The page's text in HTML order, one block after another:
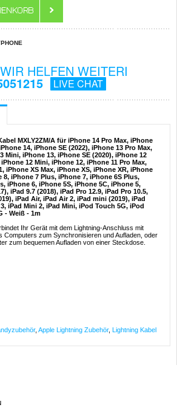
HELFEN WEITERI
LIVE CHAT
MXLY2ZM/A für iPhone 14 Pro Max, iPhone
14, iPhone SE (2022), iPhone 13 Pro Max,
Mini, iPhone 13, iPhone SE (2020), iPhone 12
12 Mini, iPhone 12, iPhone 11 Pro Max,
iPhone XS Max, iPhone XS, iPhone XR, iPhone
8, iPhone 7 Plus, iPhone 7, iPhone 6S Plus,
iPhone 6, iPhone 5S, iPhone 5C, iPhone 5,
iPad 9.7 (2018), iPad Pro 12.9, iPad Pro 10.5,
iPad Air, iPad Air 2, iPad mini (2019), iPad
iPad Mini 2, iPad Mini, iPod Touch 5G, iPod
- Weiß - 1m
Ihr Gerät mit dem Lightning-Anschluss mit
Computers zum Synchronisieren und Aufladen, oder
zum bequemen Aufladen von einer Steckdose.
, Apple Lightning Zubehör, Lightning Kabel